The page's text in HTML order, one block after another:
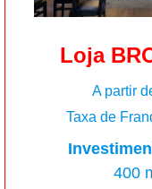
Loja
A partir
Taxa de
400